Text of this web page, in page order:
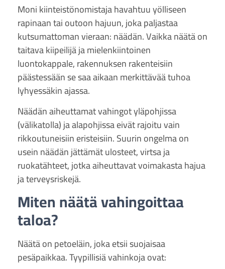
Moni kiinteistönomistaja havahtuu yölliseen
rapinaan tai outoon hajuun, joka paljastaa
kutsumattoman vieraan: näädän. Vaikka näätä on
taitava kiipeilijä ja mielenkiintoinen
luontokappale, rakennuksen rakenteisiin
päästessään se saa aikaan merkittävää tuhoa
lyhyessäkin ajassa.
Näädän aiheuttamat vahingot yläpohjissa
(välikatolla) ja alapohjissa eivät rajoitu vain
rikkoutuneisiin eristeisiin. Suurin ongelma on
usein näädän jättämät ulosteet, virtsa ja
ruokatähteet, jotka aiheuttavat voimakasta hajua
ja terveysriskejä.
Miten näätä vahingoittaa
taloa?
Näätä on petoeläin, joka etsii suojaisaa
pesäpaikkaa. Tyypillisiä vahinkoja ovat: